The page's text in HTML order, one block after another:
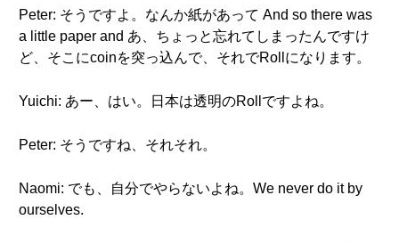
Peter: そうですよ。なんか紙があって And so there was
a little paper and あ、ちょっと忘れてしまったんですけ
ど、そこにcoinを突っ込んで、それでRollになります。
Yuichi: あー、はい。日本は透明のRollですよね。
Peter: そうですね、それそれ。
Naomi: でも、自分でやらないよね。We never do it by
ourselves.